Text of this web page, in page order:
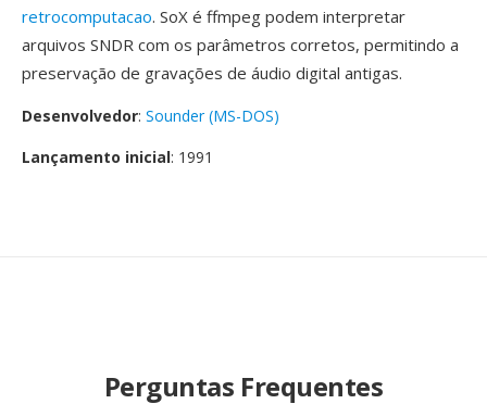
retrocomputacao. SoX é ffmpeg podem interpretar
arquivos SNDR com os parâmetros corretos, permitindo a
preservação de gravações de áudio digital antigas.
Desenvolvedor: Sounder (MS-DOS)
Lançamento inicial: 1991
Perguntas Frequentes